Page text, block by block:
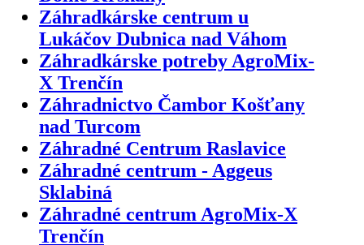
Záhradkárske centrum u
Lukáčov Dubnica nad Váhom
Záhradkárske potreby AgroMix-
X Trenčín
Záhradnictvo Čambor Košťany
nad Turcom
Záhradné Centrum Raslavice
Záhradné centrum - Aggeus
Sklabiná
Záhradné centrum AgroMix-X
Trenčín